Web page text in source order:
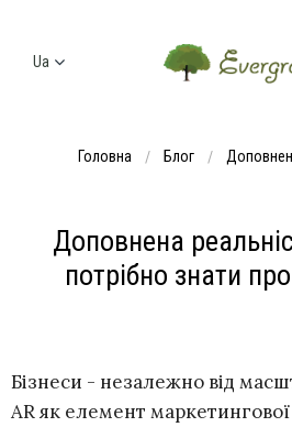
Ua
Головна Блог
Доповнена
потрібно знати
Бізнеси - незалежно від
AR як елемент маркетингової